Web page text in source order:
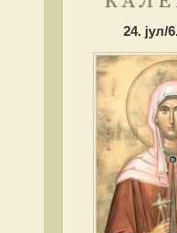
24. јул/